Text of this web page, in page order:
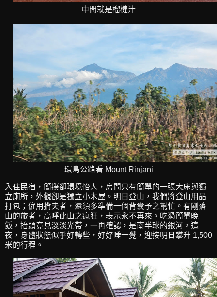
中間就是榴槤汁
環島公路看 Mount Rinjani
入住民宿，簡撲卻環境怡人，房間只有簡單的一張大床與獨
立廁所，外觀卻是獨立小木屋。明日登山，我們將登山用品
打包；僱用揹夫者，還須多準備一個背囊予之幫忙。有剛落
山的旅者，高呼此山之瘋狂，表示永不再來。吃過簡單晚
飯，抬頭竟見淡淡光帶，一再確認，是南半球的銀河。這
夜，身體狀態似乎好轉些，好好睡一覺，迎接明日攀升 1,500
米的行程。